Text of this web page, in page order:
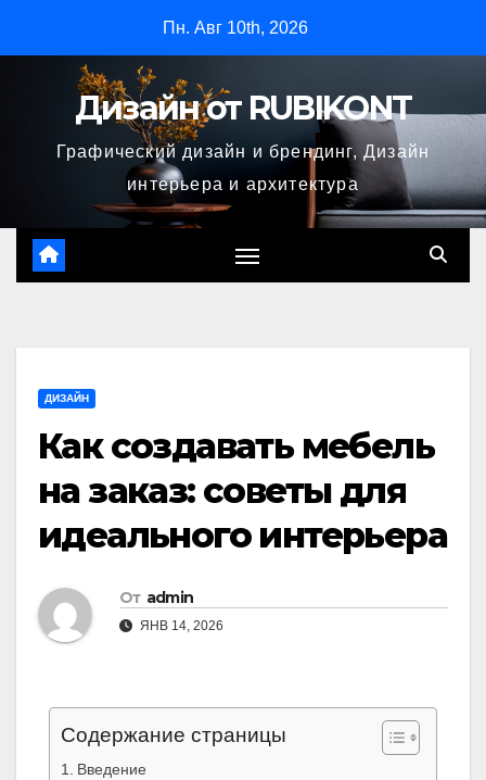
содержимому
Пн. Авг 10th, 2026
Дизайн от RUBIKONT
Графический дизайн и брендинг, Дизайн
интерьера и архитектура
ДИЗАЙН
Как создавать мебель
на заказ: советы для
идеального интерьера
От admin
ЯНВ 14, 2026
Содержание страницы
Введение